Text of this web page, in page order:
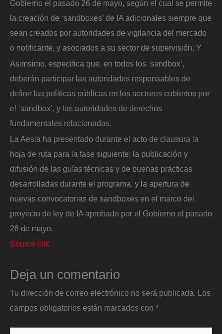
Gobierno el pasado 26 de mayo, según el cual se permite
la creación de ‘sandboxes’ de IA adicionales siempre que
sean creados por autoridades de vigilancia del mercado
o notificante, y asociados a su sector de supervisión. Y
Asimsimo, especifica que, en todos los ‘sandbox’,
deberán participar las autoridades responsables de
definir las políticas públicas en los sectores cubiertos por
el ‘sandbox’, y las autoridades de derechos
fundamentales relacionadas.
La Aesia ha presentado durante el acto de clausura la
hoja de ruta para la fase siguiente: la publicación y
difusión de las guías técnicas y de buenas prácticas
desarrolladas durante el programa, y la apertura de
nuevas convocatorias de sandboxes en el marco del
proyecto de ley de IA aprobado por el Gobierno el pasado
26 de mayo.
Source link
Deja un comentario
Tu dirección de correo electrónico no será publicada. Los
campos obligatorios están marcados con *